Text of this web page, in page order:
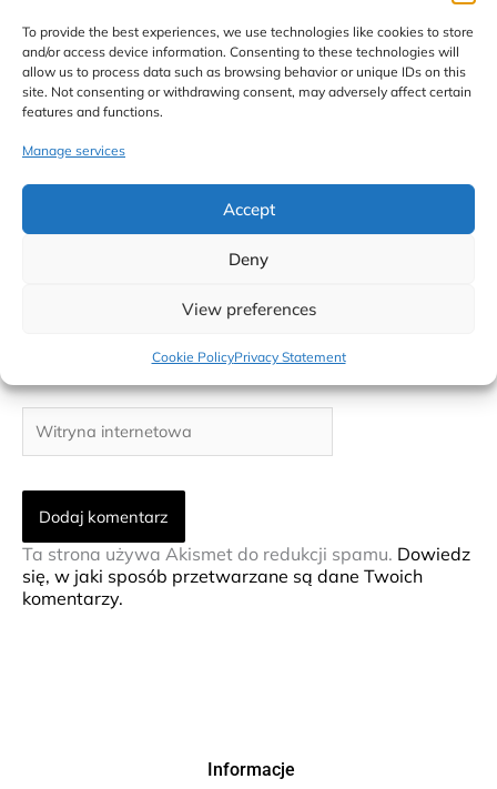
To provide the best experiences, we use technologies like cookies to store
and/or access device information. Consenting to these technologies will
allow us to process data such as browsing behavior or unique IDs on this
site. Not consenting or withdrawing consent, may adversely affect certain
features and functions.
Manage services
Accept
Deny
View preferences
Cookie PolicyPrivacy Statement
internetowa
Ta strona używa Akismet do redukcji spamu. Dowiedz
się, w jaki sposób przetwarzane są dane Twoich
komentarzy.
Informacje